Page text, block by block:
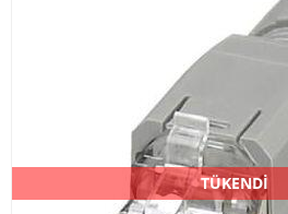
TÜKENDİ